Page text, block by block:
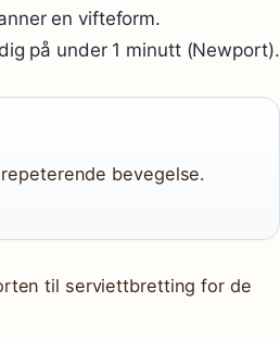
en vifteform.
på under 1 minutt (Newport).
bevegelse.
til serviettbretting for de